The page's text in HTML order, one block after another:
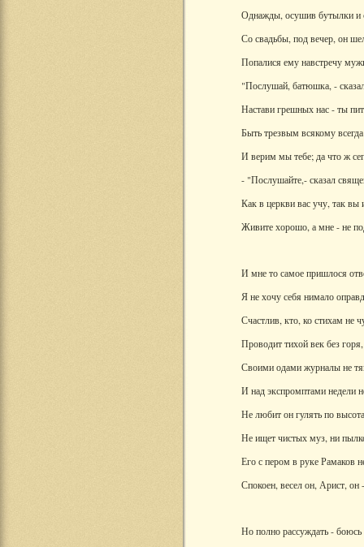
Однажды, осушив бутылки и
Со свадьбы, под вечер, он
Попалися ему навстречу
"Послушай, батюшка, -
Настави грешных нас - ты
Быть трезвым всякому
И верим мы тебе; да что ж
- "Послушайте,- сказал
Как в церкви вас учу, так вы
Живите хорошо, а мне - не
И мне то самое пришлося
Я не хочу себя нимало
Счастлив, кто, ко стихам не
Проводит тихой век без
Своими одами журналы не
И над экспромптами недели
Не любит он гулять по
Не ищет чистых муз, ни
Его с пером в руке Рамаков
Спокоен, весел он, Арист, он
Но полно рассуждать - боюсь